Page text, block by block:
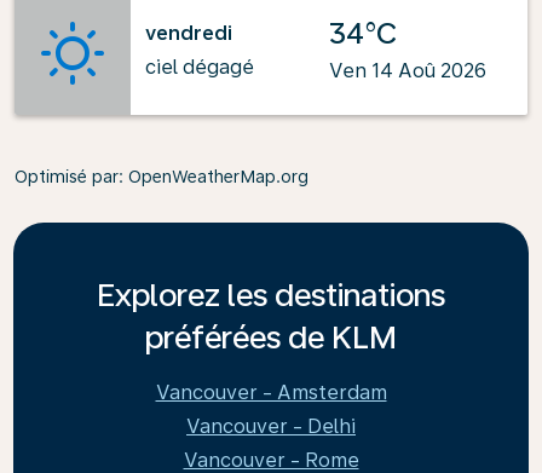
vendredi
ciel dégagé
34°C
Ven 14 Aoû 2026
Optimisé par: OpenWeatherMap.org
Explorez les destinations
préférées de KLM
Vancouver - Amsterdam
Vancouver - Delhi
Vancouver - Rome